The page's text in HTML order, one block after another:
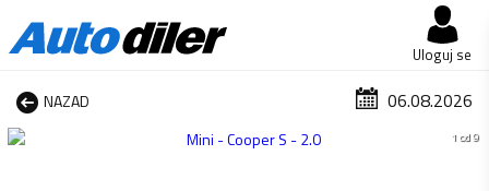
Uloguj se
NAZAD 06.08.2026
1 od 9